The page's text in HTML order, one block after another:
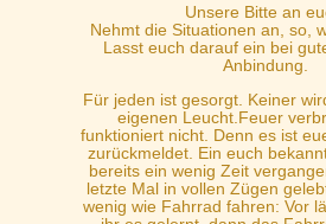
Unsere Bitte an
Nehmt die Situationen an, so,
Lasst euch darauf ein bei
Anbindung.
Für jeden ist gesorgt. Keiner
eigenen Leucht.Feuer
funktioniert nicht. Denn es ist
zurückmeldet. Ein euch
bereits ein wenig Zeit
letzte Mal in vollen Zügen
wenig wie Fahrrad fahren: Vor